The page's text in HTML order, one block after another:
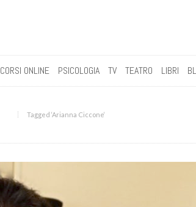
CORSI ONLINE PSICOLOGIA TV TEATRO LIBRI
Tagged ‘Arianna Ciccone‘